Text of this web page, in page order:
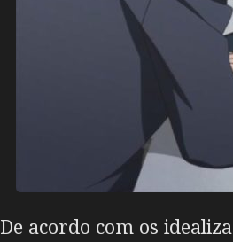
De acordo com os